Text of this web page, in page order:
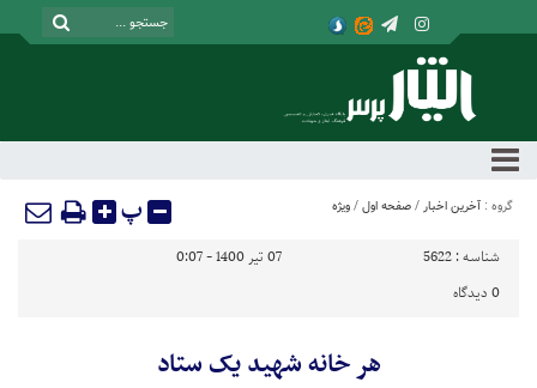
گروه : آخرین اخبار / صفحه اول / ویژه پ
شناسه : 5622
07 تیر 1400 - 0:07
0 دیدگاه
هر خانه شهید یک ستاد